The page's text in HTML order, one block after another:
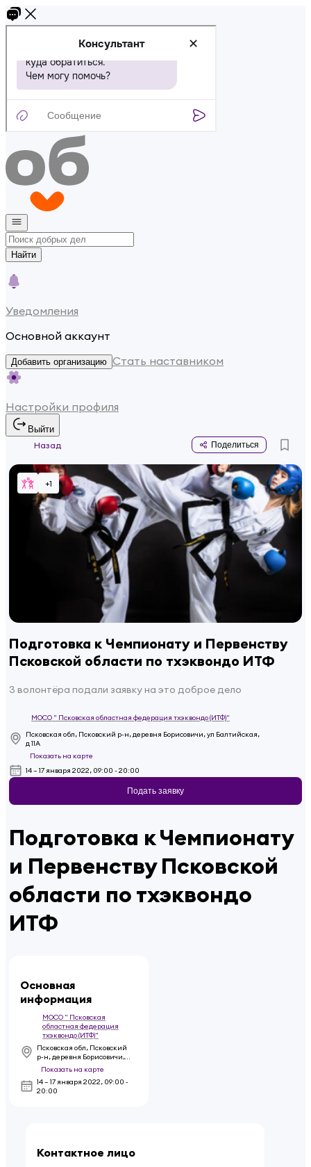
Найти
Уведомления
Основной аккаунт
Добавить организацию Стать наставником
Настройки профиля
Выйти
Назад
Поделиться
+1
Подготовка к Чемпионату и Первенству
Псковской области по тхэквондо ИТФ
3 волонтёра подали заявку на это доброе дело
МОСО " Псковская областная федерация тхэквондо (ИТФ)"
Псковская обл, Псковский р-н, деревня Борисовичи, ул Балтийская,
д 11А
Показать на карте
14 – 17 января 2022, 09:00 - 20:00
Подать заявку
Подготовка к Чемпионату
и Первенству Псковской
области по тхэквондо
ИТФ
Основная
информация
МОСО " Псковская
областная федерация
тхэквондо (ИТФ)"
Псковская обл, Псковский
р-н, деревня Борисовичи,
ул Балтийская, д 11А
Показать на карте
14 – 17 января 2022, 09:00 -
20:00
Контактное лицо